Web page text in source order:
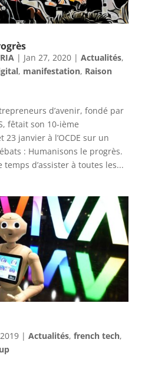
| Jan 27, 2020| Actualités,
, manifestation, Raison
d’avenir, fondé par
fêtait son 10-ième
23 janvier à l’OCDE sur un
: Humanisons le progrès.
temps d’assister à toutes les...
| Actualités, french tech,